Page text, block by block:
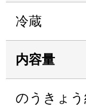
冷蔵
内容量
のうきょう